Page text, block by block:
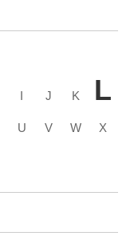
I J K L
U V W X